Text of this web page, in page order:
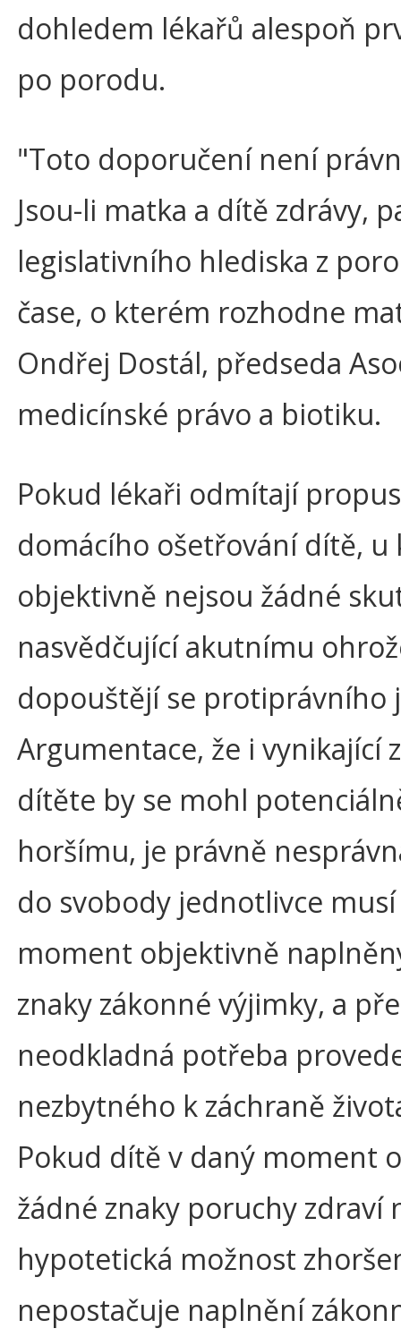
dohledem lékařů alespoň
po porodu.
"Toto doporučení není
Jsou-li matka a dítě zdrávy,
legislativního hlediska z
čase, o kterém rozhodne
Ondřej Dostál, předseda
medicínské právo a biotiku.
Pokud lékaři odmítají
domácího ošetřování dítě, u
objektivně nejsou žádné
nasvědčující akutnímu
dopouštějí se protiprávního
Argumentace, že i vynikající
dítěte by se mohl
horšímu, je právně
do svobody jednotlivce
moment objektivně
znaky zákonné výjimky, a
neodkladná potřeba
nezbytného k záchraně
Pokud dítě v daný moment
žádné znaky poruchy zdraví
hypotetická možnost
nepostačuje naplnění